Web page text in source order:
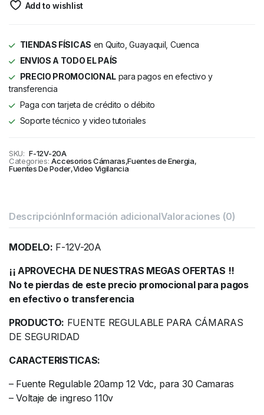
Add to wishlist
TIENDAS FÍSICAS en Quito, Guayaquil, Cuenca
ENVIOS A TODO EL PAÍS
PRECIO PROMOCIONALpara pagos en efectivo y
transferencia
Paga con tarjeta de crédito o débito
Soporte técnico y video tutoriales
SKU: F-12V-20A
Categories: Accesorios Cámaras,Fuentes de Energia,
Fuentes De Poder,Video Vigilancia
DescripciónInformación adicionalValoraciones (0)
MODELO: F-12V-20A
¡¡ APROVECHA DE NUESTRAS MEGAS OFERTAS !!
No te pierdas de este precio promocional para pagos
en efectivo o transferencia
PRODUCTO: FUENTE REGULABLE PARA CÁMARAS
DE SEGURIDAD
CARACTERISTICAS:
– Fuente Regulable 20amp 12 Vdc, para 30 Camaras
– Voltaje de ingreso 110v